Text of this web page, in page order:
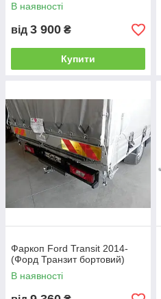
В наявності
від 3 900 ₴
Купити
Фаркоп Ford Transit 2014-
(Форд Транзит бортовий)
В наявності